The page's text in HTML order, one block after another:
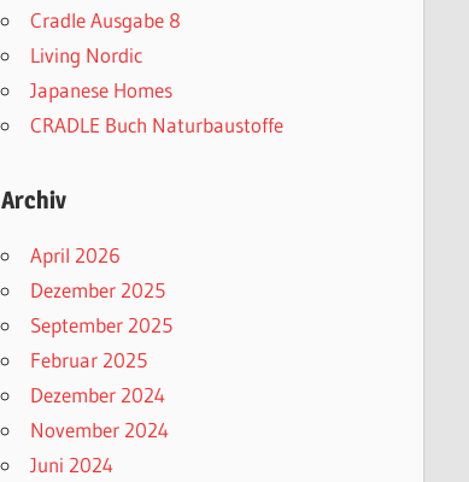
Cradle Ausgabe 8
Living Nordic
Japanese Homes
CRADLE Buch Naturbaustoffe
Archiv
April 2026
Dezember 2025
September 2025
Februar 2025
Dezember 2024
November 2024
Juni 2024